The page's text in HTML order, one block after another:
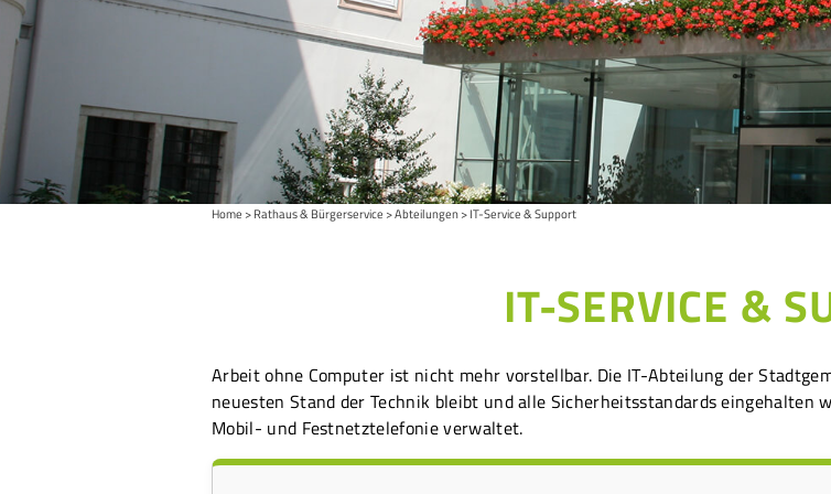
Home Rathaus & Bürgerservice Abteilungen IT-Service & Support
IT-SERVICE &
Arbeit ohne Computer ist nicht mehr vorstellbar. Die IT-Abteilung der
neuesten Stand der Technik bleibt und alle Sicherheitsstandards eingehalten
Mobil- und Festnetztelefonie verwaltet.